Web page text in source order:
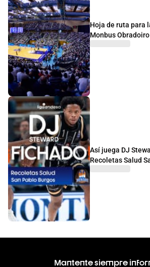
Hoja de ruta para
Monbus Obradoiro
Así juega DJ
Recoletas Salud
Mantente siempre